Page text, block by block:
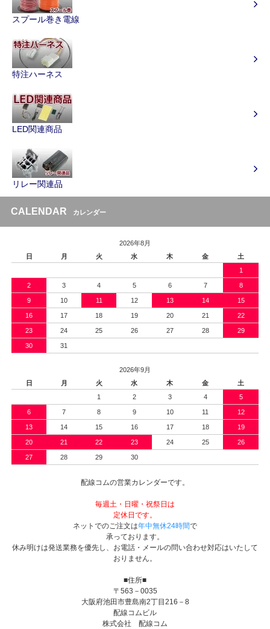
スプール巻き電線
特注ハーネス
LED関連商品
リレー関連品
CALENDAR カレンダー
2026年8月
日
月 火 水 木 金
土
1
2 3 4 5 6 7 8
9 10 11 12 13 14 15
16 17 18 19 20 21 22
23 24 25 26 27 28 29
30 31
2026年9月
日
月 火 水 木 金
土
1
2 3 4 5
6 7 8 9 10 11 12
13 14 15 16 17 18 19
20 21 22 23 24 25 26
27 28 29 30
配線コムの営業カレンダーです。
毎週土・日曜・祝祭日は
定休日です。
ネットでのご注文は年中無休24時間で
承っております。
休み明けは発送業務を優先し、お電話・メールの問い合わせ対応はいたして
おりません。
■住所■
〒563－0035
大阪府池田市豊島南2丁目216－8
配線コムビル
株式会社 配線コム